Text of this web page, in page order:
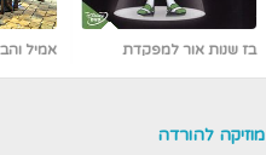
אמיל והבלשים Emil und
אבי פרץ
מוזיקה להורדה